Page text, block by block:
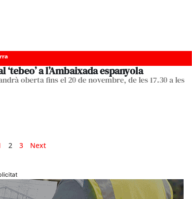
‘tebeo’ a l’Ambaixada espanyola
oberta fins el 20 de novembre, de les 17.30 a les
2 3 Next